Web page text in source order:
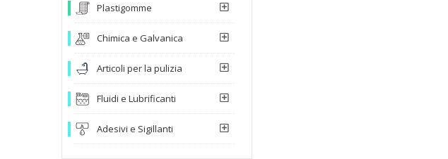
Plastigomme
Chimica e Galvanica
Articoli per la pulizia
Fluidi e Lubrificanti
Adesivi e Sigillanti